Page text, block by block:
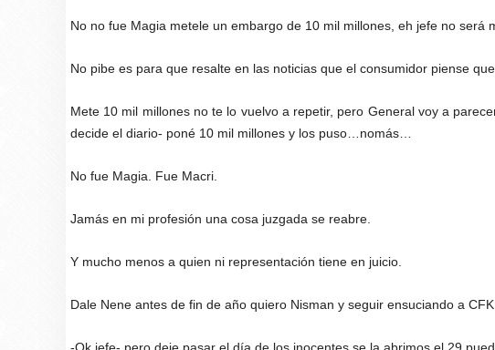
No no fue Magia metele un embargo de 10 mil millones, eh jefe no será
No pibe es para que resalte en las noticias que el consumidor piense
Mete 10 mil millones no te lo vuelvo a repetir, pero General voy a
decide el diario- poné 10 mil millones y los puso…nomás…
No fue Magia. Fue Macri.
Jamás en mi profesión una cosa juzgada se reabre.
Y mucho menos a quien ni representación tiene en juicio.
Dale Nene antes de fin de año quiero Nisman y seguir ensuciando a
-Ok jefe- pero deje pasar el día de los inocentes se la abrimos el 29